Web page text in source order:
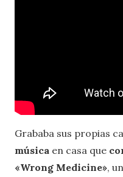
Grababa sus propias
música en casa que
«Wrong Medicine»,